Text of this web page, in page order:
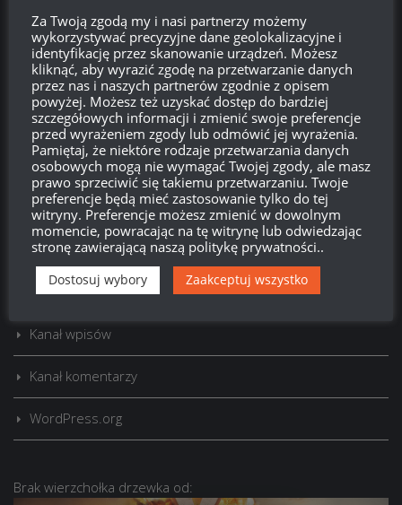
Szukaj:
LOGOWANIE
Zarejestruj się
Zaloguj się
Kanał wpisów
Kanał komentarzy
WordPress.org
Brak wierzchołka drzewka od:
Za Twoją zgodą my i nasi partnerzy możemy
wykorzystywać precyzyjne dane geolokalizacyjne i
identyfikację przez skanowanie urządzeń. Możesz
kliknąć, aby wyrazić zgodę na przetwarzanie danych
przez nas i naszych partnerów zgodnie z opisem
powyżej. Możesz też uzyskać dostęp do bardziej
szczegółowych informacji i zmienić swoje preferencje
przed wyrażeniem zgody lub odmówić jej wyrażenia.
Pamiętaj, że niektóre rodzaje przetwarzania danych
osobowych mogą nie wymagać Twojej zgody, ale masz
prawo sprzeciwić się takiemu przetwarzaniu. Twoje
preferencje będą mieć zastosowanie tylko do tej
witryny. Preferencje możesz zmienić w dowolnym
momencie, powracając na tę witrynę lub odwiedzając
stronę zawierającą naszą politykę prywatności..
Dostosuj wybory Zaakceptuj wszystko